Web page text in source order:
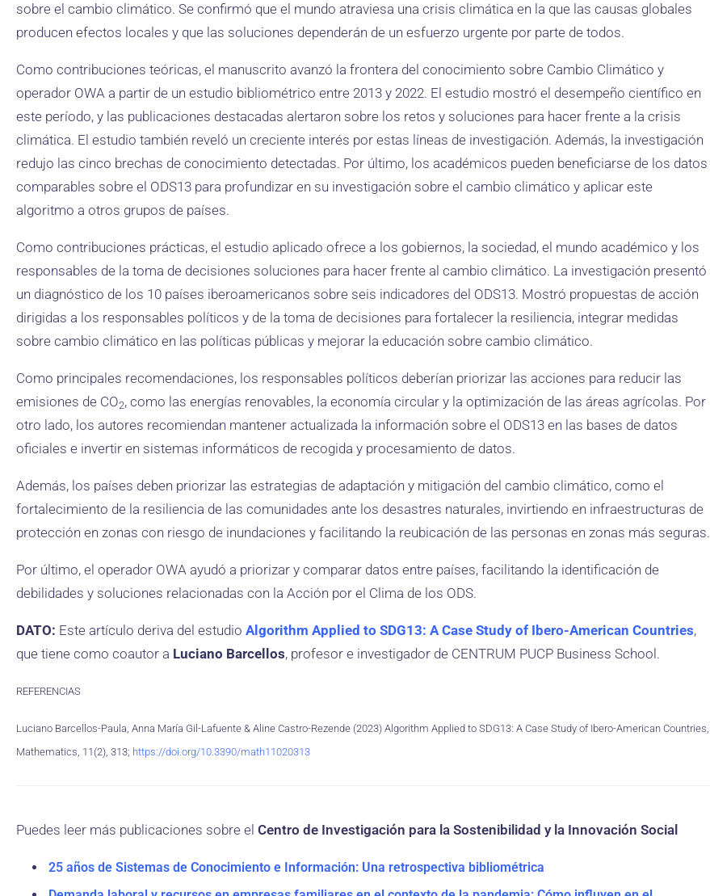
sobre el cambio climático. Se confirmó que el mundo atraviesa una crisis climática en la que las causas globales
producen efectos locales y que las soluciones dependerán de un esfuerzo urgente por parte de todos.
Como contribuciones teóricas, el manuscrito avanzó la frontera del conocimiento sobre Cambio Climático y
operador OWA a partir de un estudio bibliométrico entre 2013 y 2022. El estudio mostró el desempeño científico en
este período, y las publicaciones destacadas alertaron sobre los retos y soluciones para hacer frente a la crisis
climática. El estudio también reveló un creciente interés por estas líneas de investigación. Además, la investigación
redujo las cinco brechas de conocimiento detectadas. Por último, los académicos pueden beneficiarse de los datos
comparables sobre el ODS13 para profundizar en su investigación sobre el cambio climático y aplicar este
algoritmo a otros grupos de países.
Como contribuciones prácticas, el estudio aplicado ofrece a los gobiernos, la sociedad, el mundo académico y los
responsables de la toma de decisiones soluciones para hacer frente al cambio climático. La investigación presentó
un diagnóstico de los 10 países iberoamericanos sobre seis indicadores del ODS13. Mostró propuestas de acción
dirigidas a los responsables políticos y de la toma de decisiones para fortalecer la resiliencia, integrar medidas
sobre cambio climático en las políticas públicas y mejorar la educación sobre cambio climático.
Como principales recomendaciones, los responsables políticos deberían priorizar las acciones para reducir las
emisiones de CO2, como las energías renovables, la economía circular y la optimización de las áreas agrícolas. Por
otro lado, los autores recomiendan mantener actualizada la información sobre el ODS13 en las bases de datos
oficiales e invertir en sistemas informáticos de recogida y procesamiento de datos.
Además, los países deben priorizar las estrategias de adaptación y mitigación del cambio climático, como el
fortalecimiento de la resiliencia de las comunidades ante los desastres naturales, invirtiendo en infraestructuras de
protección en zonas con riesgo de inundaciones y facilitando la reubicación de las personas en zonas más seguras.
Por último, el operador OWA ayudó a priorizar y comparar datos entre países, facilitando la identificación de
debilidades y soluciones relacionadas con la Acción por el Clima de los ODS.
DATO: Este artículo deriva del estudio Algorithm Applied to SDG13: A Case Study of Ibero-American Countries,
que tiene como coautor a Luciano Barcellos, profesor e investigador de CENTRUM PUCP Business School.
REFERENCIAS
Luciano Barcellos-Paula, Anna María Gil-Lafuente & Aline Castro-Rezende (2023) Algorithm Applied to SDG13: A Case Study of Ibero-American Countries,
Mathematics, 11(2), 313; https://doi.org/10.3390/math11020313
Puedes leer más publicaciones sobre el Centro de Investigación para la Sostenibilidad y la Innovación Social
25 años de Sistemas de Conocimiento e Información: Una retrospectiva bibliométrica